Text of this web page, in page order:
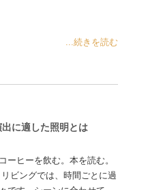
...続きを読む
に適した照明とは
ーヒーを飲む。本を読む。
ビングでは、時間ごとに過